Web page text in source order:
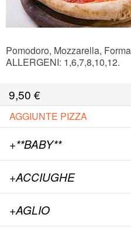
Pomodoro, Mozzarella,
ALLERGENI: 1,6,7,8,10,12.
9,50 €
AGGIUNTE PIZZA
+**BABY**
+ACCIUGHE
+AGLIO